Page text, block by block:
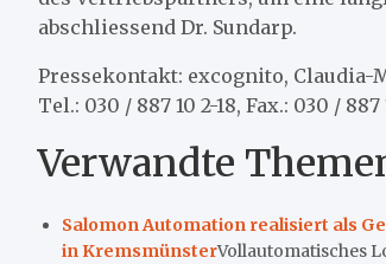
abschliessend Dr. Sundarp.
Pressekontakt: excognito, Claudia-
Tel.: 030 / 887 10 2-18, Fax.: 030 /
Verwandte
Salomon Automation realisiert als
in KremsmünsterVollautomatisches